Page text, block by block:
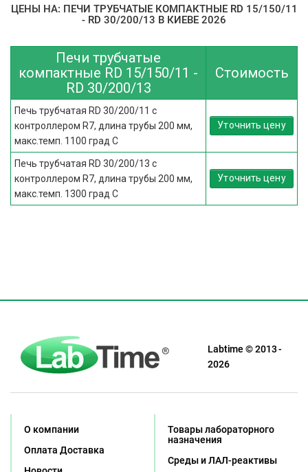
ЦЕНЫ НА: ПЕЧИ ТРУБЧАТЫЕ КОМПАКТНЫЕ RD 15/150/11
- RD 30/200/13 В КИЕВЕ 2026
Печи трубчатые
компактные RD 15/150/11 -
RD 30/200/13
Стоимость
Печь трубчатая RD 30/200/11 с
контроллером R7, длина трубы 200 мм,
макс.темп. 1100 град С
Уточнить цену
Печь трубчатая RD 30/200/13 с
контроллером R7, длина трубы 200 мм,
макс.темп. 1300 град С
Уточнить цену
Labtime © 2013 -
2026
О компании
Оплата Доставка
Товары лабораторного
назначения
Среды и ЛАЛ-реактивы